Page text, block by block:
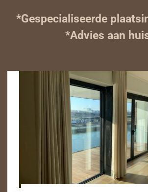
*Gespecialiseerde
*Advies aan